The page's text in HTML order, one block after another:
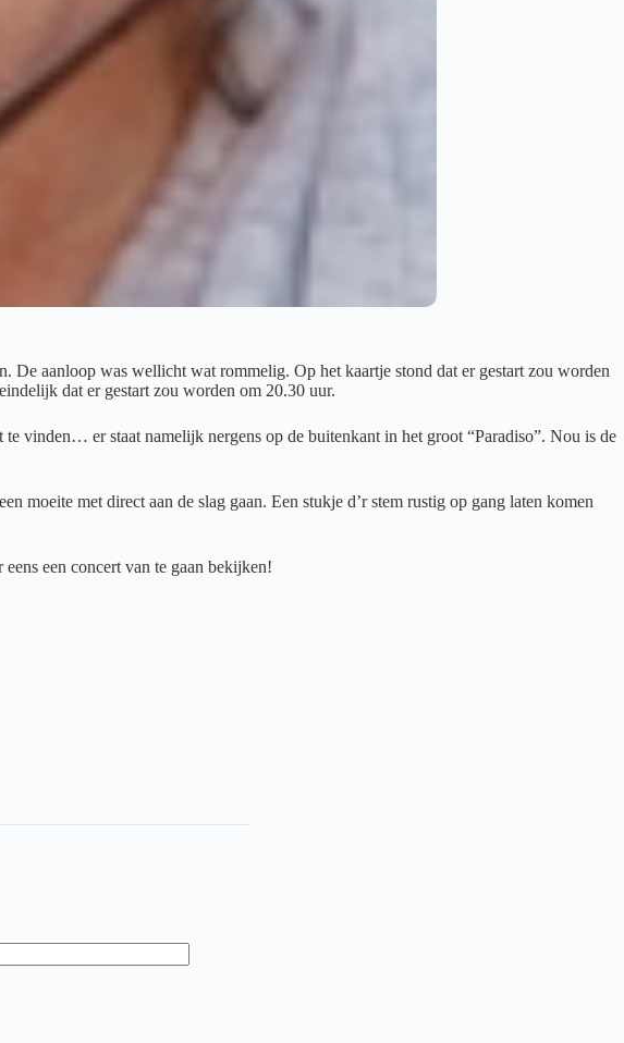
De aanloop was wellicht wat rommelig. Op het kaartje stond dat er gestart zou worden
dat er gestart zou worden om 20.30 uur.
vinden… er staat namelijk nergens op de buitenkant in het groot “Paradiso”. Nou is de
moeite met direct aan de slag gaan. Een stukje d’r stem rustig op gang laten komen
een concert van te gaan bekijken!